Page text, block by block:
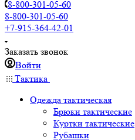
8-800-301-05-60
8-800-301-05-60
+7-915-364-42-01
Заказать звонок
Войти
Тактика
Одежда тактическая
Брюки тактические
Куртки тактические
Рубашки